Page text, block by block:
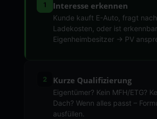
1 Interesse erkennen
Kunde kauft E-Auto, fragt nach
Ladekosten, oder ist erkennbar
Eigenheimbesitzer → PV
2 Kurze Qualifizierung
Eigentümer? Kein MFH/ETG?
Dach? Wenn alles passt –
ausfüllen.